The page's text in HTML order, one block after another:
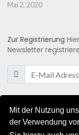
Mit der Nutzung
der Verwendung
Mai 2, 2020
Zur Registrierung
Newsletter